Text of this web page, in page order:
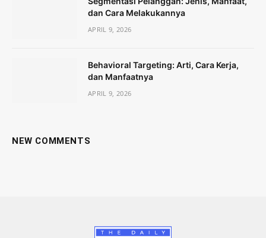
dan Cara Melakukannya
APRIL 9, 2026
Behavioral Targeting: Arti, Cara Kerja,
dan Manfaatnya
APRIL 9, 2026
NEW COMMENTS